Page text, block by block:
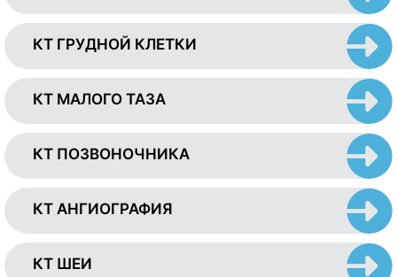
КТ ГРУДНОЙ КЛЕТКИ
КТ МАЛОГО ТАЗА
КТ ПОЗВОНОЧНИКА
КТ АНГИОГРАФИЯ
КТ ШЕИ